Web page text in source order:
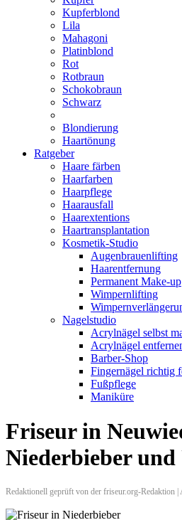
Kupferblond
Lila
Mahagoni
Platinblond
Rot
Rotbraun
Schokobraun
Schwarz
Blondierung
Haartönung
Ratgeber
Haare färben
Haarfarben
Haarpflege
Haarausfall
Haarextentions
Haartransplantation
Kosmetik-Studio
Augenbrauenlifting
Haarentfernung
Permanent Make-up
Wimpernlifting
Nagelstudio
Acrylnägel selbst
Acrylnägel
Barber-Shop
Fingernägel richtig
Fußpflege
Maniküre
Friseur in
Niederbieber und
Redaktionell geprüft von der friseur.org-Redaktion